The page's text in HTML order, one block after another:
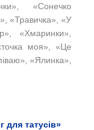
«Сонечко
«Травичка», «У
«Хмаринки»,
моя», «Це
«Ялинка»,
для татусів»